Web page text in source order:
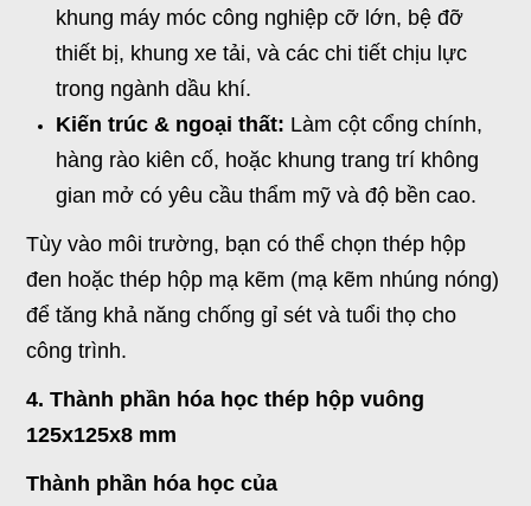
khung máy móc công nghiệp cỡ lớn, bệ đỡ
thiết bị, khung xe tải, và các chi tiết chịu lực
trong ngành dầu khí.
Kiến trúc & ngoại thất: Làm cột cổng chính,
hàng rào kiên cố, hoặc khung trang trí không
gian mở có yêu cầu thẩm mỹ và độ bền cao.
Tùy vào môi trường, bạn có thể chọn thép hộp
đen hoặc thép hộp mạ kẽm (mạ kẽm nhúng nóng)
để tăng khả năng chống gỉ sét và tuổi thọ cho
công trình.
4. Thành phần hóa học thép hộp vuông
125x125x8 mm
Thành phần hóa học của